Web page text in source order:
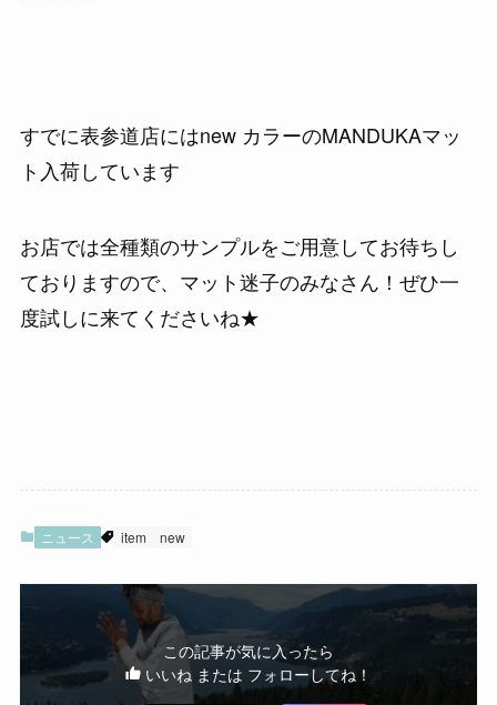
すでに表参道店にはnew カラーのMANDUKAマッ
ト入荷しています
お店では全種類のサンプルをご用意してお待ちし
ておりますので、マット迷子のみなさん！ぜひ一
度試しに来てくださいね★
ニュース item new
この記事が気に入ったら
いいね または フォローしてね！